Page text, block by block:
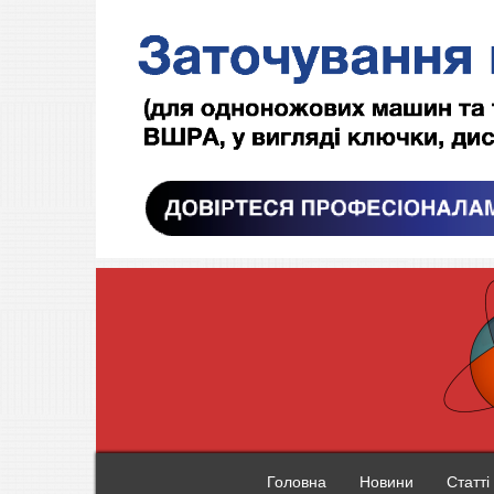
Головна Новини Статті